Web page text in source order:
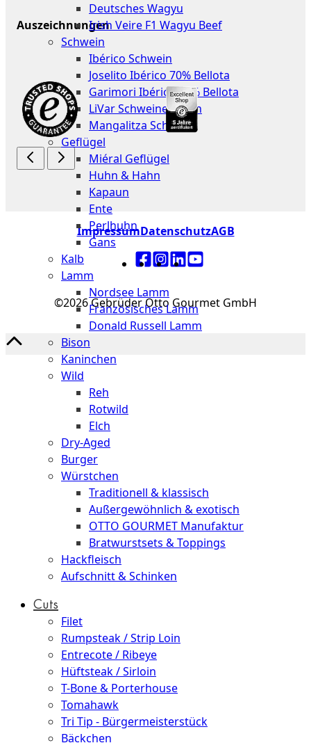
Deutsches Wagyu
Irish Veire F1 Wagyu Beef
Schwein
Ibérico Schwein
Joselito Ibérico 70% Bellota
Garimori Ibérico 35% Bellota
LiVar Schweinefleisch
Mangalitza Schwein
Geflügel
Miéral Geflügel
Huhn & Hahn
Kapaun
Ente
Perlhuhn
Gans
Kalb
Lamm
Nordsee Lamm
Französisches Lamm
Donald Russell Lamm
Bison
Kaninchen
Wild
Reh
Rotwild
Elch
Dry-Aged
Burger
Würstchen
Traditionell & klassisch
Außergewöhnlich & exotisch
OTTO GOURMET Manufaktur
Bratwurstsets & Toppings
Hackfleisch
Aufschnitt & Schinken
Cuts
Filet
Rumpsteak / Strip Loin
Entrecote / Ribeye
Hüftsteak / Sirloin
T-Bone & Porterhouse
Tomahawk
Tri Tip - Bürgermeisterstück
Bäckchen
Auszeichnungen
ImpressumDatenschutzAGB
©2026 Gebrüder Otto Gourmet GmbH